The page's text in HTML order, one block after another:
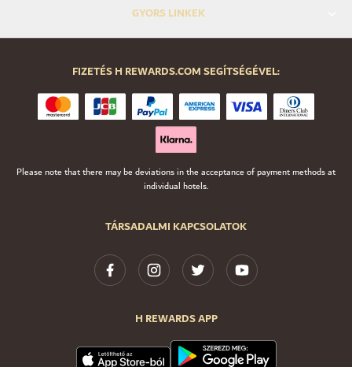
GYORS LINKEK
TÁRSADALMI KAPCSOLATOK
H REWARDS APP
FIZETÉS H REWARDS.COM SEGÍTSÉGÉVEL:
Please note that there may be deviations in the acceptance of payment methods at
individual hotels.